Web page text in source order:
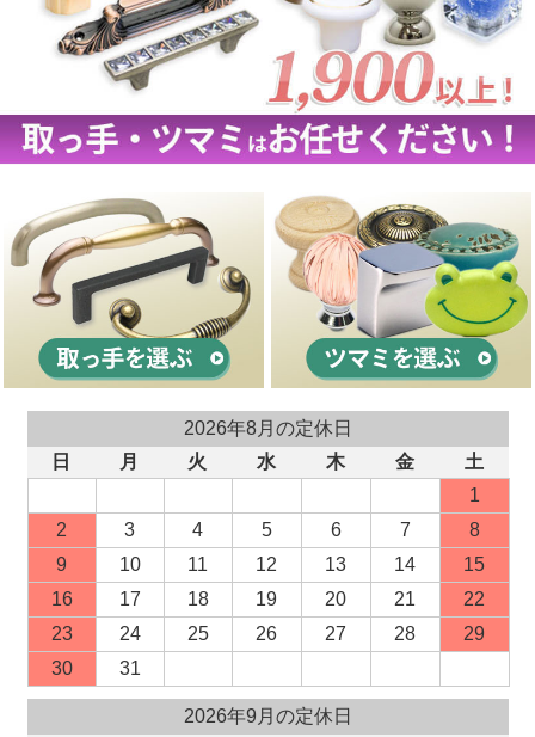
2026年8月の定休日
日
月 火 水 木 金
土
1
2
3 4 5 6 7
8
9
10 11 12 13 14
15
16
17 18 19 20 21
22
23
24 25 26 27 28
29
30
31
2026年9月の定休日